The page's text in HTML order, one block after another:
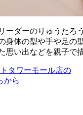
ーダーのりゅうたろ
身体の型や手や足
思い出などを親子で
タワーモール店の
から